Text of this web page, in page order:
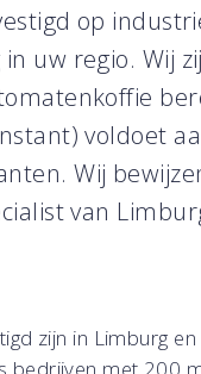
op
uw regio. Wij
voldoet
Wij
van
zijn in Limburg